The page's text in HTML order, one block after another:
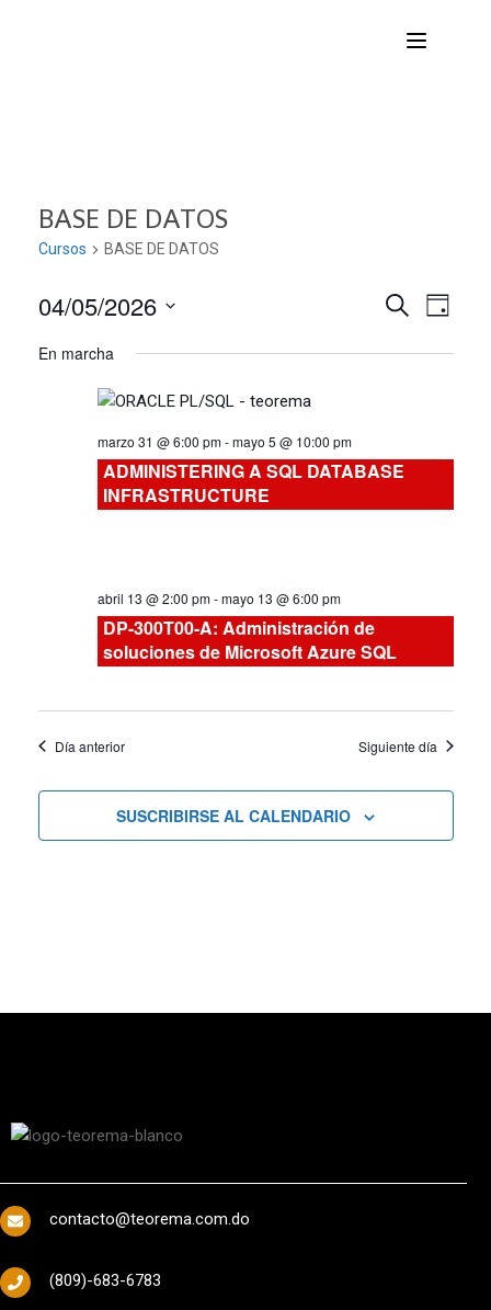
BASE DE DATOS
Cursos BASE DE DATOS
de
y
vistas
Cursos
BUSCAR
de
DÍA
04/05/2026
fecha.
En marcha
marzo 31 @ 6:00 pm-mayo 5 @ 10:00 pm
ADMINISTERING A SQL DATABASE
INFRASTRUCTURE
abril 13 @ 2:00 pm-mayo 13 @ 6:00 pm
DP-300T00-A: Administración de
soluciones de Microsoft Azure SQL
Día anterior Siguiente día
SUSCRIBIRSE AL CALENDARIO
contacto@teorema.com.do
(809)-683-6783